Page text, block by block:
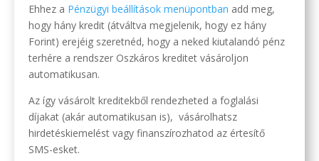
Ehhez a Pénzügyi beállítások menüpontban add meg,
hogy hány kredit (átváltva megjelenik, hogy ez hány
Forint) erejéig szeretnéd, hogy a neked kiutalandó pénz
terhére a rendszer Oszkáros kreditet vásároljon
automatikusan.
Az így vásárolt kreditekből rendezheted a foglalási
díjakat (akár automatikusan is), vásárolhatsz
hirdetéskiemelést vagy finanszírozhatod az értesítő
SMS-esket.